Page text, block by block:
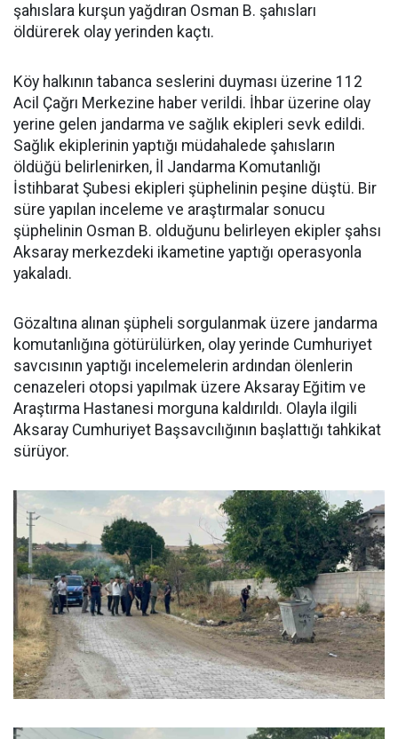
şahıslara kurşun yağdıran Osman B. şahısları
öldürerek olay yerinden kaçtı.
Köy halkının tabanca seslerini duyması üzerine 112
Acil Çağrı Merkezine haber verildi. İhbar üzerine olay
yerine gelen jandarma ve sağlık ekipleri sevk edildi.
Sağlık ekiplerinin yaptığı müdahalede şahısların
öldüğü belirlenirken, İl Jandarma Komutanlığı
İstihbarat Şubesi ekipleri şüphelinin peşine düştü. Bir
süre yapılan inceleme ve araştırmalar sonucu
şüphelinin Osman B. olduğunu belirleyen ekipler şahsı
Aksaray merkezdeki ikametine yaptığı operasyonla
yakaladı.
Gözaltına alınan şüpheli sorgulanmak üzere jandarma
komutanlığına götürülürken, olay yerinde Cumhuriyet
savcısının yaptığı incelemelerin ardından ölenlerin
cenazeleri otopsi yapılmak üzere Aksaray Eğitim ve
Araştırma Hastanesi morguna kaldırıldı. Olayla ilgili
Aksaray Cumhuriyet Başsavcılığının başlattığı tahkikat
sürüyor.